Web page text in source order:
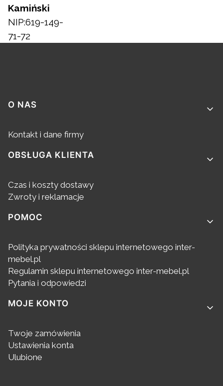
Kamiński
NIP:619-149-
71-72
Linki w stopce
O NAS
Kontakt i dane firmy
OBSŁUGA KLIENTA
Czas i koszty dostawy
Zwroty i reklamacje
POMOC
Polityka prywatności sklepu internetowego inter-
mebel.pl
Regulamin sklepu internetowego inter-mebel.pl
Pytania i odpowiedzi
MOJE KONTO
Twoje zamówienia
Ustawienia konta
Ulubione